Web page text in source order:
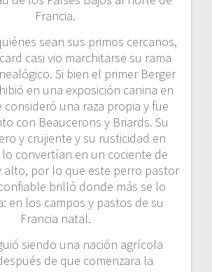
Francia.
sean sus primos cercanos,
casi vio marchitarse su rama
Si bien el primer Berger
en una exposición canina en
consideró una raza propia y fue
con Beaucerons y Briards. Su
y crujiente y su rusticidad en
convertían en un cociente de
alto, por lo que este perro pastor
brilló donde más se lo
en los campos y pastos de su
Francia natal.
siendo una nación agrícola
de que comenzara la